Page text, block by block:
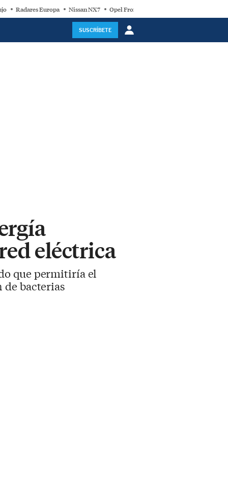
Radares Europa Nissan NX7 Opel Frontera Electric
SUSCRÍBETE
eléctrica
que permitiría el
bacterias